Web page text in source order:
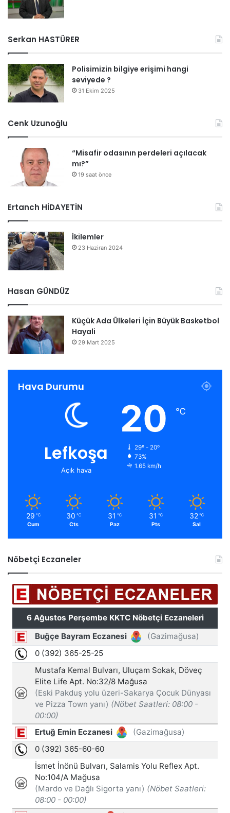
Serkan HASTÜRER
Polisimizin bilgiye erişimi hangi
seviyede ?
31 Ekim 2025
Cenk Uzunoğlu
“Misafir odasının perdeleri açılacak
mı?”
19 saat önce
Ertanch HİDAYETİN
İkilemler
23 Haziran 2024
Hasan GÜNDÜZ
Küçük Ada Ülkeleri İçin Büyük Basketbol
Hayali
29 Mart 2025
Hava Durumu
Lefkoşa
Açık hava
20 ℃
29º - 20º
73%
1.65 km/h
29 ℃
Cum
30 ℃
Cts
31 ℃
Paz
31 ℃
Pts
32 ℃
Sal
Nöbetçi Eczaneler